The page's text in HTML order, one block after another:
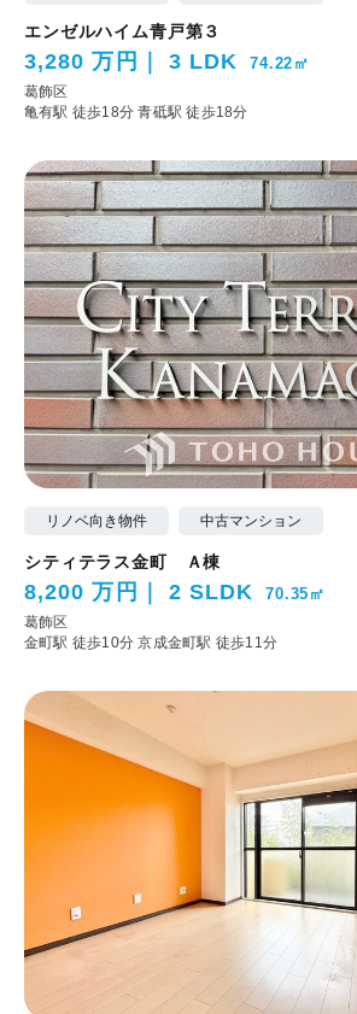
エンゼルハイム青戸第３
3,280 万円 3 LDK 74.22㎡
葛飾区
亀有駅 徒歩18分青砥駅 徒歩18分
リノベ向き物件 中古マンション
シティテラス金町 Ａ棟
8,200 万円 2 SLDK 70.35㎡
葛飾区
金町駅 徒歩10分京成金町駅 徒歩11分